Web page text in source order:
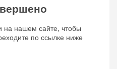
на нашем сайте, чтобы
по ссылке ниже